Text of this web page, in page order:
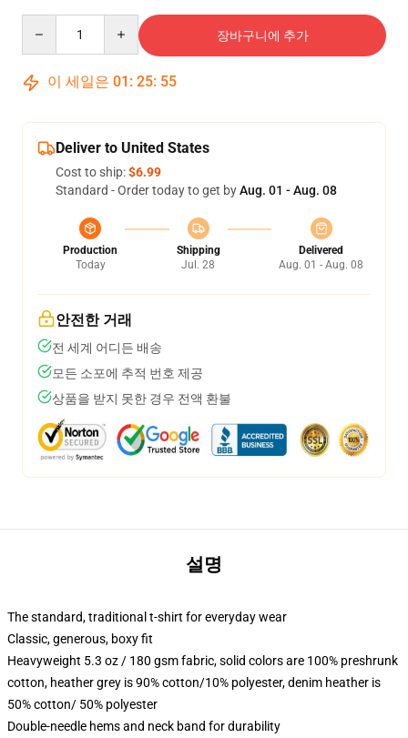
장바구니에 추가
이 세일은 01 : 25: 54
Deliver to United States
Cost to ship:$6.99
Standard - Order today to get byAug. 01 - Aug. 08
Production
Today
Shipping
Jul. 28
Delivered
Aug. 01 - Aug. 08
안전한 거래
전 세계 어디든 배송
모든 소포에 추적 번호 제공
상품을 받지 못한 경우 전액 환불
설명
The standard, traditional t-shirt for everyday wear
Classic, generous, boxy fit
Heavyweight 5.3 oz / 180 gsm fabric, solid colors are 100% preshrunk
cotton, heather grey is 90% cotton/10% polyester, denim heather is
50% cotton/ 50% polyester
Double-needle hems and neck band for durability